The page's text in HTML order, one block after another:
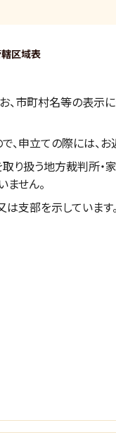
区域表
、市町村名等の表
申立ての際には、お
扱う地方裁判所・
せん。
支部を示しています。